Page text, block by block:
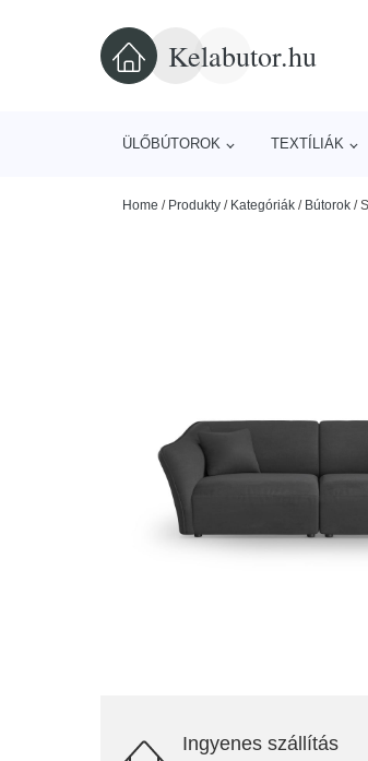
Kelabutor.hu
ÜLŐBÚTOROK TEXTÍLIÁK
Home / Produkty / Kategóriák / Bútorok /
Ingyenes szállítás